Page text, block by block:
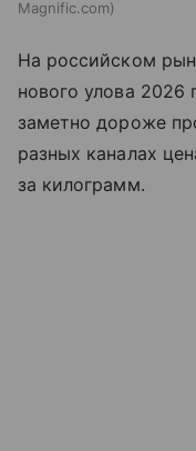
Magnific.com
На российском
нового улова 2026
заметно дороже
разных каналах
за килограмм.